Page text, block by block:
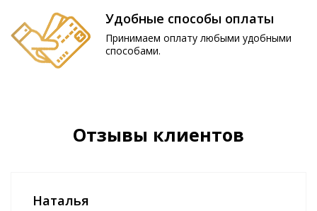
Удобные способы оплаты
Принимаем оплату любыми удобными
способами.
Отзывы клиентов
Наталья